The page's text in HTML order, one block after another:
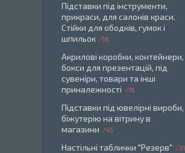
Підставки під інструменти,
прикраси, для салонів краси.
Стійки для ободків, гумок і
шпильок
16
Акрилові коробки, контейнери,
бокси для презентацій, під
сувеніри, товари та інші
приналежності
16
Підставки під ювелірні вироби,
біжутерію на вітрину в
магазини
45
Настільні таблички "Резерв" 31